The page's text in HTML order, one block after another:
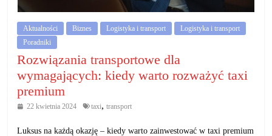
Aktualności Biznes Logistyka i transport
Logistyka i transport
Poradniki
Rozwiązania transportowe dla
wymagających: kiedy warto rozważyć taxi
premium
22 kwietnia 2024 taxi, transport
Luksus na każdą okazję – kiedy warto zainwestować w taxi premium